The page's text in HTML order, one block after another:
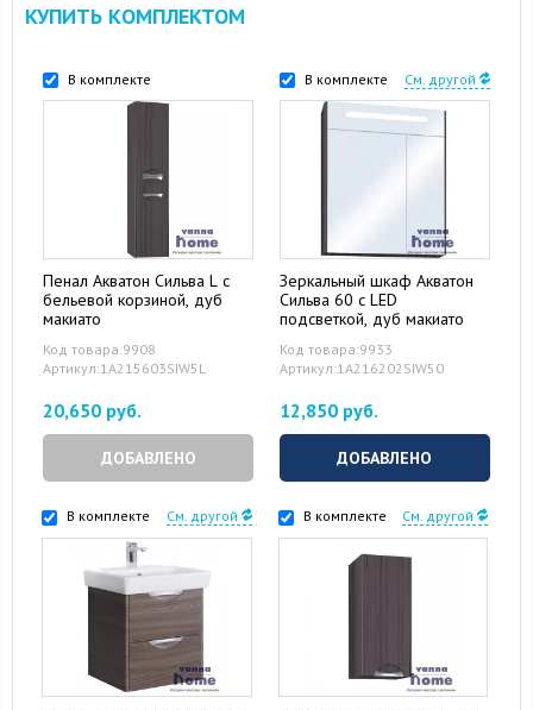
КУПИТЬ КОМПЛЕКТОМ
В комплекте
Пенал Акватон Сильва L с
бельевой корзиной, дуб
макиато
Код товара:9908
Артикул:1A215603SIW5L
20,650 руб.
ДОБАВЛЕНО
В комплекте См. другой
Зеркальный шкаф Акватон
Сильва 60 с LED
подсветкой, дуб макиато
Код товара:9933
Артикул:1A216202SIW50
12,850 руб.
ДОБАВЛЕНО
В комплекте См. другой В комплекте См. другой